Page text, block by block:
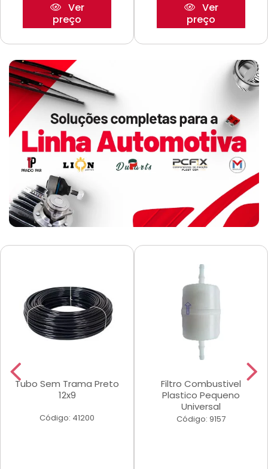
Ver
preço
Ver
preço
Tubo Sem Trama Preto
12x9
Código: 41200
Filtro Combustivel
Plastico Pequeno
Universal
Código: 9157